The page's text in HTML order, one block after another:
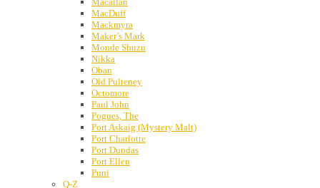
MacDuff
Mackmyra
Maker’s Mark
Monde Shuzu
Nikka
Oban
Old Pulteney
Octomore
Paul John
Pogues, The
Port Askaig (Mystery Malt)
Port Charlotte
Port Dundas
Port Ellen
Puni
Q-Z